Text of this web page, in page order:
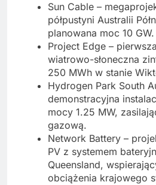
Sun Cable –
półpustyni Australii
planowana moc 10 GW.
Project Edge –
wiatrowo-słoneczna
250 MWh w stanie
Hydrogen Park South
demonstracyjna
mocy 1.25 MW,
gazową.
Network Battery –
PV z systemem
Queensland,
obciążenia krajowego